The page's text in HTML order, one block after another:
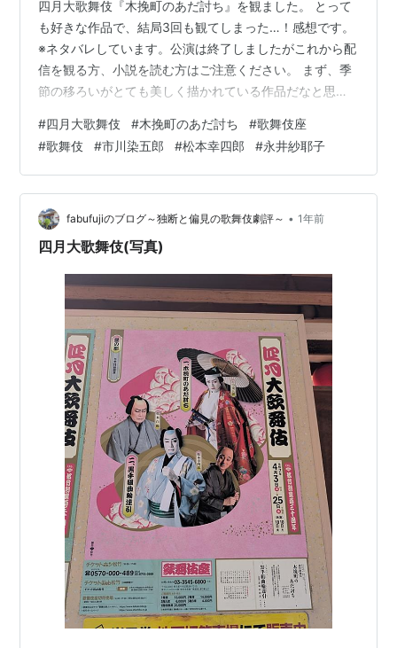
四月大歌舞伎『木挽町のあだ討ち』を観ました。 とって
も好きな作品で、結局3回も観てしまった…！感想です。
※ネタバレしています。公演は終了しましたがこれから配
信を観る方、小説を読む方はご注意ください。 まず、季
節の移ろいがとても美しく描かれている作品だなと思っ
ギスが鳴いていたりと春を感じる。 次の、伊納菊之助
（市川染五郎さん）が森田座を訪ねる場面は夏。 森田座
裏手の、栄二（澤村宗之助さん）とほたる（中村壱太郎
さん）が衣装を干したりする場面は秋。 そしてやっぱり
日本人にとって仇討ちと言えば冬なのか、仇討ちの場面
では雪が降ってた。 美しいのと同時…
#四月大歌舞伎 #木挽町のあだ討ち #歌舞伎座
#歌舞伎 #市川染五郎 #松本幸四郎 #永井紗耶子
fabufujiのブログ～独断と偏見の歌舞伎劇評～ • 1年前
四月大歌舞伎(写真)